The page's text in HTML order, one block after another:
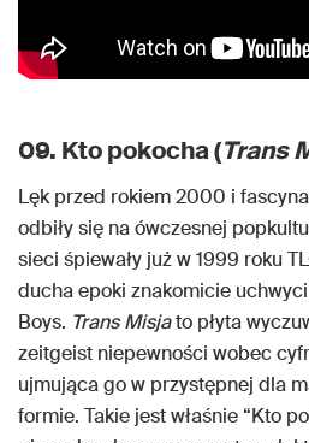
09. Kto pokocha (Trans
Lęk przed rokiem 2000 i
odbiły się na ówczesnej
sieci śpiewały już w 1999 roku
ducha epoki znakomicie
Boys. Trans Misjato płyta
zeitgeist niepewności wobec
ujmująca go w przystępnej dla
formie. Takie jest właśnie “Kto